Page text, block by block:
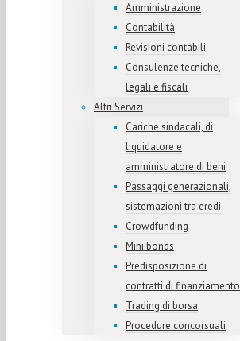
Amministrazione
Contabilità
Revisioni contabili
Consulenze tecniche,
legali e fiscali
Altri Servizi
Cariche sindacali, di
liquidatore e
amministratore di beni
Passaggi generazionali,
sistemazioni tra eredi
Crowdfunding
Mini bonds
Predisposizione di
contratti di finanziamento
Trading di borsa
Procedure concorsuali